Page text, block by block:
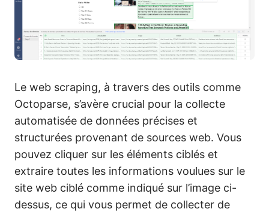
Le web scraping, à travers des outils comme
Octoparse, s’avère crucial pour la collecte
automatisée de données précises et
structurées provenant de sources web. Vous
pouvez cliquer sur les éléments ciblés et
extraire toutes les informations voulues sur le
site web ciblé comme indiqué sur l’image ci-
dessus, ce qui vous permet de collecter de